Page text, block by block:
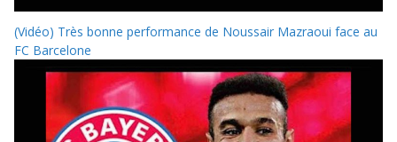
(Vidéo) Très bonne performance de Noussair Mazraoui face au
FC Barcelone